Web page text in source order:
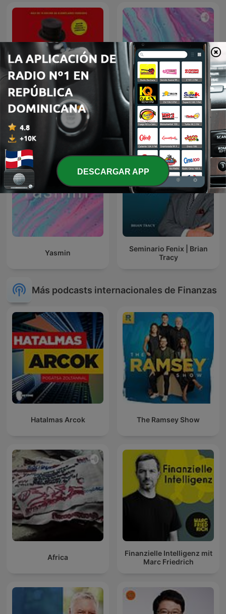
Piense y hágase rico
(Napoleon Hill)
Génesis
Yasmin
Seminario Fenix | Brian
Tracy
Más podcasts internacionales de Finanzas
Hatalmas Arcok The Ramsey Show
Africa
Finanzielle Intelligenz mit
Marc Friedrich
DESCARGAR APP